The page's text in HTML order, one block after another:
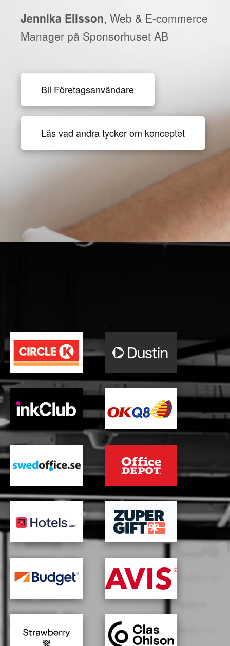
Jennika Elisson, Web & E-commerce
Manager på Sponsorhuset AB
Bli Företagsanvändare
Läs vad andra tycker om konceptet